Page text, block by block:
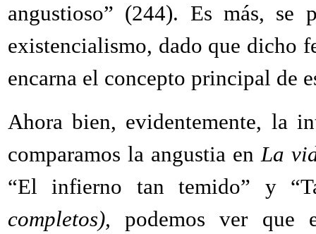
angustioso” (244). Es más, se
existencialismo, dado que dicho
encarna el concepto principal de
Ahora bien, evidentemente, la
comparamos la angustia enLa
“El infierno tan temido” y
completos),podemos ver que